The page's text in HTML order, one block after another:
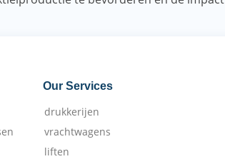
Our Services
drukkerijen
vrachtwagens
liften